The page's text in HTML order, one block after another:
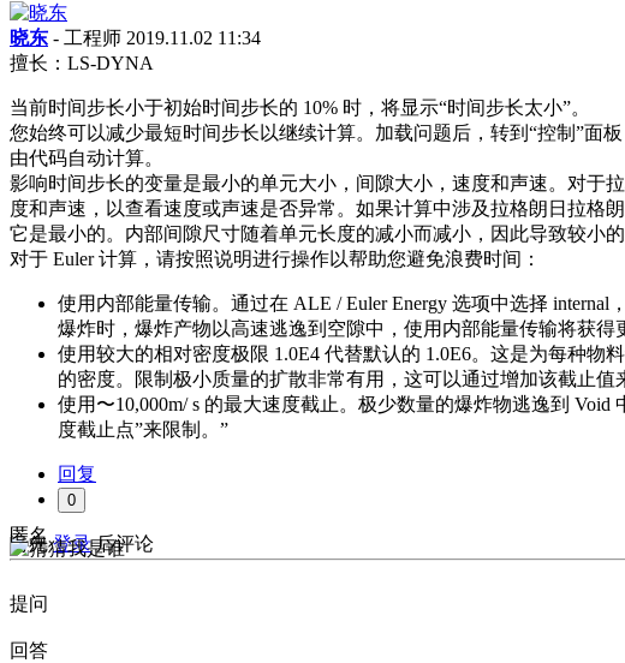
晓东 - 工程师 2019.11.02 11:34
擅长：LS-DYNA
当前时间步长小于初始时间步长的 10% 时，将显示“时间步长太小”。
您始终可以减少最短时间步长以继续计算。加载问题后，转到“控制”面
由代码自动计算。
影响时间步长的变量是最小的单元大小，间隙大小，速度和声速。对于
度和声速，以查看速度或声速是否异常。如果计算中涉及拉格朗日­拉格
它是最小的。内部间隙尺寸随着单元长度的减小而减小，因此导致较小
对于 Euler 计算，请按照说明进行操作以帮助您避免浪费时间：
使用内部能量传输。通过在 ALE / Euler Energy 选项中选择
爆炸时，爆炸产物以高速逃逸到空隙中，使用内部能量传输将获
使用较大的相对密度极限 1.0E­4 代替默认的 1.0E­6。这是为每种
的密度。限制极小质量的扩散非常有用，这可以通过增加该截止值
使用〜10,000m/ s 的最大速度截止。极少数量的爆炸物逃逸到
度截止点”来限制。”
回复
0
请先登录后评论
匿名
提问
回答